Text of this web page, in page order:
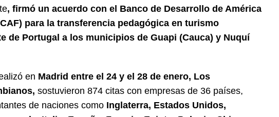
, firmó un acuerdo con el Banco de Desarrollo de América
para la transferencia pedagógica en turismo
de Portugal a los municipios de Guapi (Cauca) y Nuquí
en Madrid entre el 24 y el 28 de enero, Los
sostuvieron 874 citas con empresas de 36 países,
de naciones como Inglaterra, Estados Unidos,